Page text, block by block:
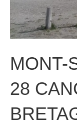
MONT-
28